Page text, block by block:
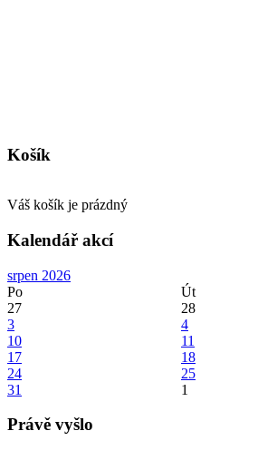
Košík
Váš košík je prázdný
Kalendář akcí
srpen 2026
Po
Út
27
28
3
4
10
11
17
18
24
25
31
1
Právě vyšlo